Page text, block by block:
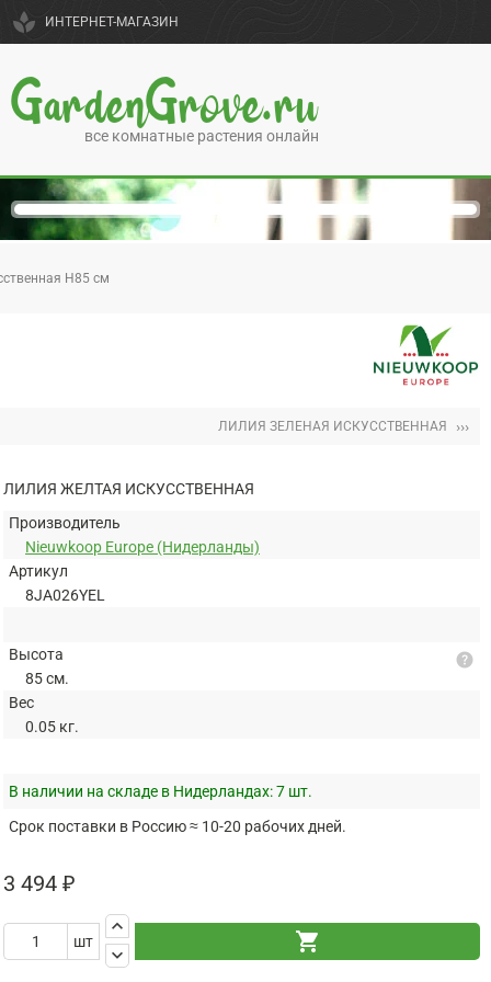
spa ИНТЕРНЕТ-МАГАЗИН
GardenGrove.ru
все комнатные растения онлайн
H85 см
ЛИЛИЯ ЗЕЛЕНАЯ ИСКУССТВЕННАЯ ›››
ЛИЛИЯ ЖЕЛТАЯ ИСКУССТВЕННАЯ
Производитель
Nieuwkoop Europe (Нидерланды)
Артикул
8JA026YEL
Высота
85 см.
Вес
0.05 кг.
help
В наличии на складе в Нидерландах:7 шт.
Срок поставки в Россию ≈ 10-20 рабочих дней.
3 494 ₽
шт
keyboard_arrow_up
keyboard_arrow_down
shopping_cart